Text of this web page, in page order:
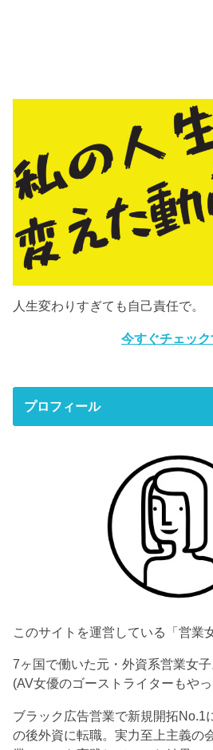
人生変わりすぎても自己責任で。
今すぐチェック
プロフィール
このサイトを運営している「営業
7ヶ国で働いた元・外資系営業女子
(AV女優のゴーストライターもや
ブラック広告営業で新規開拓No.1
の後外資に転職。実力至上主義の